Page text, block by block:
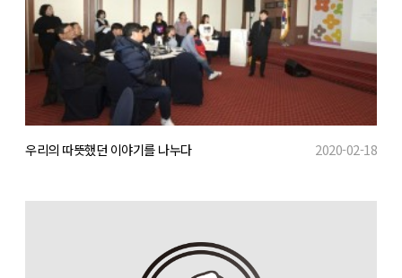
우리의 따뜻했던 이야기를 나누다 2020-02-18